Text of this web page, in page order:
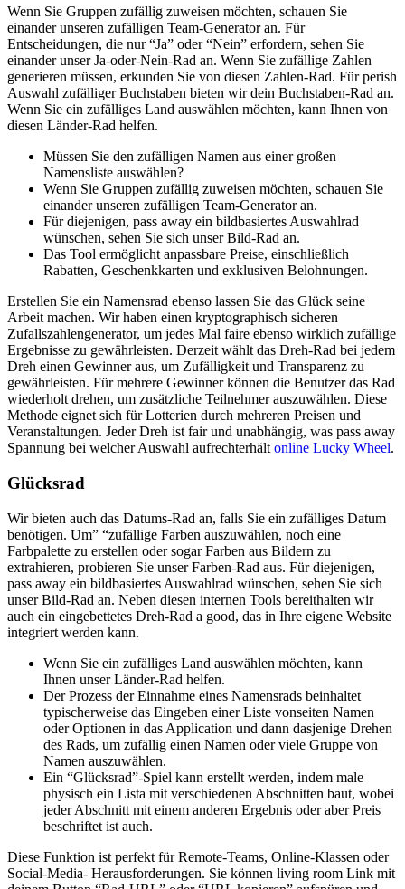
Wenn Sie Gruppen zufällig zuweisen möchten, schauen Sie
einander unseren zufälligen Team-Generator an. Für
Entscheidungen, die nur “Ja” oder “Nein” erfordern, sehen Sie
einander unser Ja-oder-Nein-Rad an. Wenn Sie zufällige Zahlen
generieren müssen, erkunden Sie von diesen Zahlen-Rad. Für perish
Auswahl zufälliger Buchstaben bieten wir dein Buchstaben-Rad an.
Wenn Sie ein zufälliges Land auswählen möchten, kann Ihnen von
diesen Länder-Rad helfen.
Müssen Sie den zufälligen Namen aus einer großen
Namensliste auswählen?
Wenn Sie Gruppen zufällig zuweisen möchten, schauen Sie
einander unseren zufälligen Team-Generator an.
Für diejenigen, pass away ein bildbasiertes Auswahlrad
wünschen, sehen Sie sich unser Bild-Rad an.
Das Tool ermöglicht anpassbare Preise, einschließlich
Rabatten, Geschenkkarten und exklusiven Belohnungen.
Erstellen Sie ein Namensrad ebenso lassen Sie das Glück seine
Arbeit machen. Wir haben einen kryptographisch sicheren
Zufallszahlengenerator, um jedes Mal faire ebenso wirklich zufällige
Ergebnisse zu gewährleisten. Derzeit wählt das Dreh-Rad bei jedem
Dreh einen Gewinner aus, um Zufälligkeit und Transparenz zu
gewährleisten. Für mehrere Gewinner können die Benutzer das Rad
wiederholt drehen, um zusätzliche Teilnehmer auszuwählen. Diese
Methode eignet sich für Lotterien durch mehreren Preisen und
Veranstaltungen. Jeder Dreh ist fair und unabhängig, was pass away
Spannung bei welcher Auswahl aufrechterhältonline Lucky Wheel.
Glücksrad
Wir bieten auch das Datums-Rad an, falls Sie ein zufälliges Datum
benötigen. Um” “zufällige Farben auszuwählen, noch eine
Farbpalette zu erstellen oder sogar Farben aus Bildern zu
extrahieren, probieren Sie unser Farben-Rad aus. Für diejenigen,
pass away ein bildbasiertes Auswahlrad wünschen, sehen Sie sich
unser Bild-Rad an. Neben diesen internen Tools bereithalten wir
auch ein eingebettetes Dreh-Rad a good, das in Ihre eigene Website
integriert werden kann.
Wenn Sie ein zufälliges Land auswählen möchten, kann
Ihnen unser Länder-Rad helfen.
Der Prozess der Einnahme eines Namensrads beinhaltet
typischerweise das Eingeben einer Liste vonseiten Namen
oder Optionen in das Application und dann dasjenige Drehen
des Rads, um zufällig einen Namen oder viele Gruppe von
Namen auszuwählen.
Ein “Glücksrad”-Spiel kann erstellt werden, indem male
physisch ein Lista mit verschiedenen Abschnitten baut, wobei
jeder Abschnitt mit einem anderen Ergebnis oder aber Preis
beschriftet ist auch.
Diese Funktion ist perfekt für Remote-Teams, Online-Klassen oder
Social-Media- Herausforderungen. Sie können living room Link mit